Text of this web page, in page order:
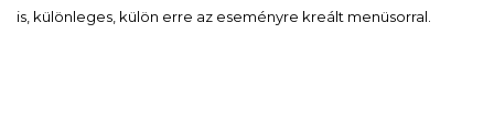
is, különleges, külön erre az eseményre kreált menüsorral.